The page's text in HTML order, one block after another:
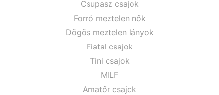
Csupasz csajok
Forró meztelen nők
Dögös meztelen lányok
Fiatal csajok
Tini csajok
MILF
Amatőr csajok